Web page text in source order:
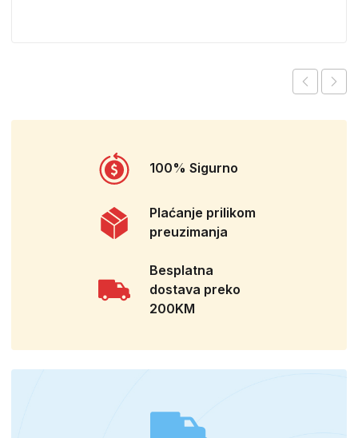
100% Sigurno
Plaćanje prilikom
preuzimanja
Besplatna
dostava preko
200KM